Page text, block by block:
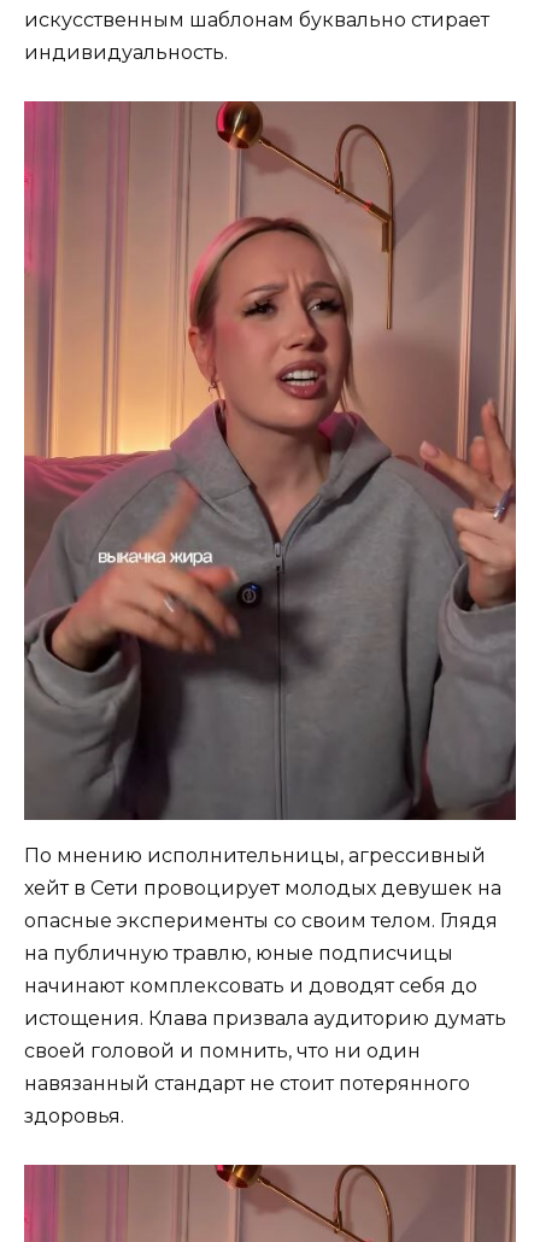
искусственным шаблонам буквально стирает
индивидуальность.
По мнению исполнительницы, агрессивный
хейт в Сети провоцирует молодых девушек на
опасные эксперименты со своим телом. Глядя
на публичную травлю, юные подписчицы
начинают комплексовать и доводят себя до
истощения. Клава призвала аудиторию думать
своей головой и помнить, что ни один
навязанный стандарт не стоит потерянного
здоровья.